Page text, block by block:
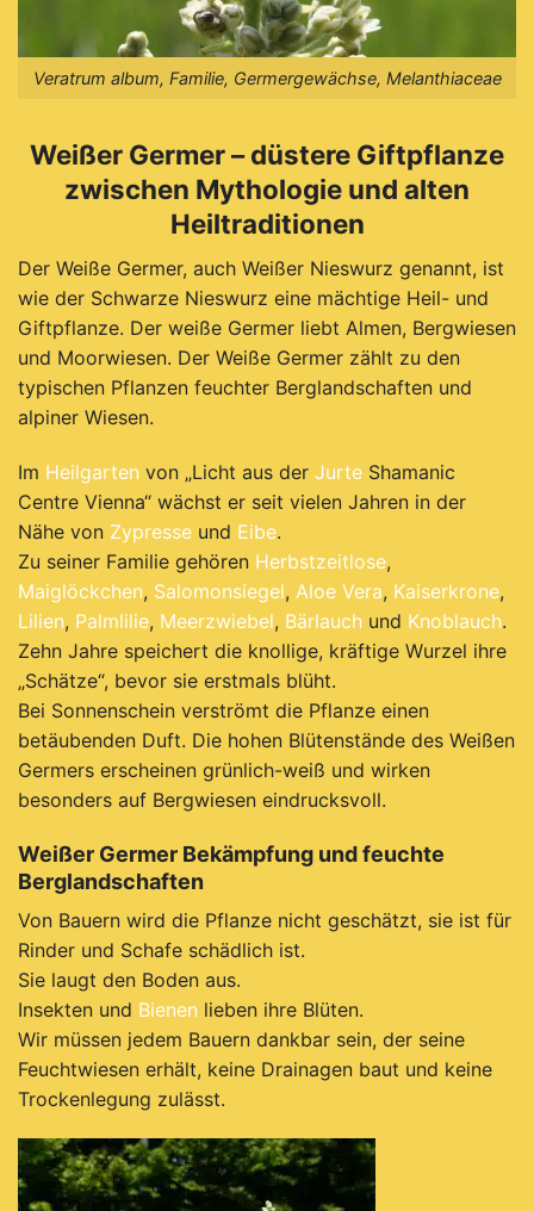
Veratrum album, Familie, Germergewächse, Melanthiaceae
Weißer Germer – düstere Giftpflanze
zwischen Mythologie und alten
Heiltraditionen
Der Weiße Germer, auch Weißer Nieswurz genannt, ist
wie der Schwarze Nieswurz eine mächtige Heil- und
Giftpflanze. Der weiße Germer liebt Almen, Bergwiesen
und Moorwiesen. Der Weiße Germer zählt zu den
typischen Pflanzen feuchter Berglandschaften und
alpiner Wiesen.
Im Heilgarten von „Licht aus der Jurte Shamanic
Centre Vienna“ wächst er seit vielen Jahren in der
Nähe von Zypresse und Eibe.
Zu seiner Familie gehören Herbstzeitlose,
Maiglöckchen, Salomonsiegel, Aloe Vera, Kaiserkrone,
Lilien, Palmlilie, Meerzwiebel, Bärlauch und Knoblauch.
Zehn Jahre speichert die knollige, kräftige Wurzel ihre
„Schätze“, bevor sie erstmals blüht.
Bei Sonnenschein verströmt die Pflanze einen
betäubenden Duft. Die hohen Blütenstände des Weißen
Germers erscheinen grünlich-weiß und wirken
besonders auf Bergwiesen eindrucksvoll.
Weißer Germer Bekämpfung und feuchte
Berglandschaften
Von Bauern wird die Pflanze nicht geschätzt, sie ist für
Rinder und Schafe schädlich ist.
Sie laugt den Boden aus.
Insekten und Bienen lieben ihre Blüten.
Wir müssen jedem Bauern dankbar sein, der seine
Feuchtwiesen erhält, keine Drainagen baut und keine
Trockenlegung zulässt.